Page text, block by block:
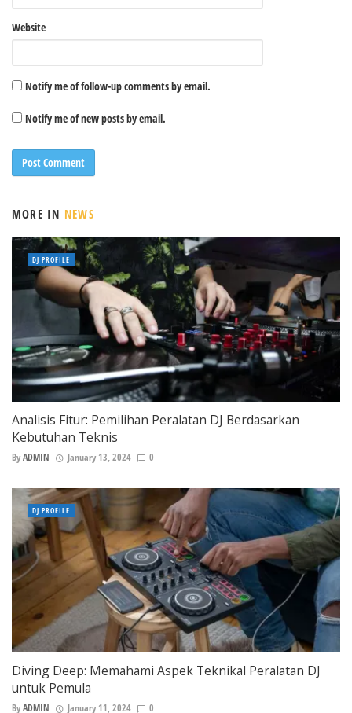
Website
Notify me of follow-up comments by email.
Notify me of new posts by email.
MORE IN NEWS
Analisis Fitur: Pemilihan Peralatan DJ Berdasarkan
Kebutuhan Teknis
ByADMIN January 13, 2024 0
DJ PROFILE
Diving Deep: Memahami Aspek Teknikal Peralatan DJ
untuk Pemula
ByADMIN January 11, 2024 0
DJ PROFILE